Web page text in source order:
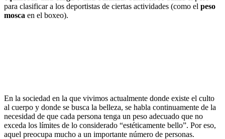
para clasificar a los deportistas de ciertas actividades (como el peso
mosca en el boxeo).
En la sociedad en la que vivimos actualmente donde existe el culto
al cuerpo y donde se busca la belleza, se habla continuamente de la
necesidad de que cada persona tenga un peso adecuado que no
exceda los límites de lo considerado “estéticamente bello”. Por eso,
aquel preocupa mucho a un importante número de personas.